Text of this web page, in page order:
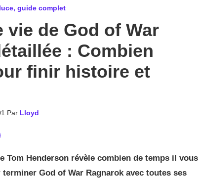
guide complet
vie de God of War
: Combien
finir histoire et
Par Lloyd
Tom Henderson révèle combien de temps il vous
God of War Ragnarok avec toutes ses